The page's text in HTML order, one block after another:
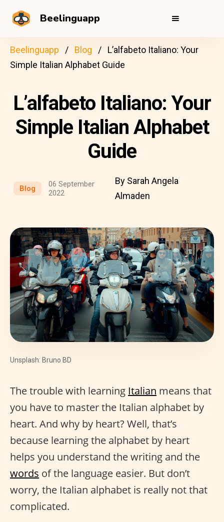
Beelinguapp
Beelinguapp Blog
L’alfabeto Italiano: Your
Simple Italian Alphabet Guide
L’alfabeto Italiano: Your
Simple Italian Alphabet
Guide
Blog
06 September
2022
By Sarah Angela
Almaden
Unsplash: Bruno BD
The trouble with learning Italian means that
you have to master the Italian alphabet by
heart. And why by heart? Well, that’s
because learning the alphabet by heart
helps you understand the writing and the
words of the language easier. But don’t
worry, the Italian alphabet is really not that
complicated.